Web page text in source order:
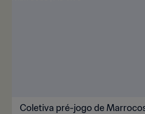
Coletiva pré-jogo de